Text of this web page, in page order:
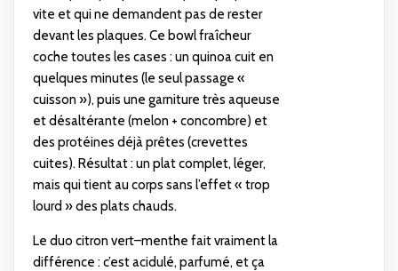
vite et qui ne demandent pas de rester
devant les plaques. Ce bowl fraîcheur
coche toutes les cases : un quinoa cuit en
quelques minutes (le seul passage «
cuisson »), puis une garniture très aqueuse
et désaltérante (melon + concombre) et
des protéines déjà prêtes (crevettes
cuites). Résultat : un plat complet, léger,
mais qui tient au corps sans l’effet « trop
lourd » des plats chauds.
Le duo citron vert–menthe fait vraiment la
différence : c’est acidulé, parfumé, et ça